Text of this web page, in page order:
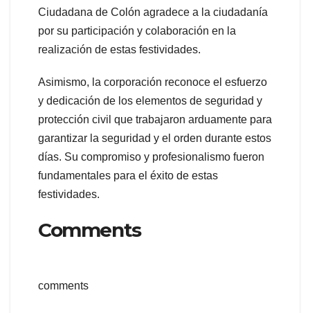
Ciudadana de Colón agradece a la ciudadanía
por su participación y colaboración en la
realización de estas festividades.
Asimismo, la corporación reconoce el esfuerzo
y dedicación de los elementos de seguridad y
protección civil que trabajaron arduamente para
garantizar la seguridad y el orden durante estos
días. Su compromiso y profesionalismo fueron
fundamentales para el éxito de estas
festividades.
Comments
comments